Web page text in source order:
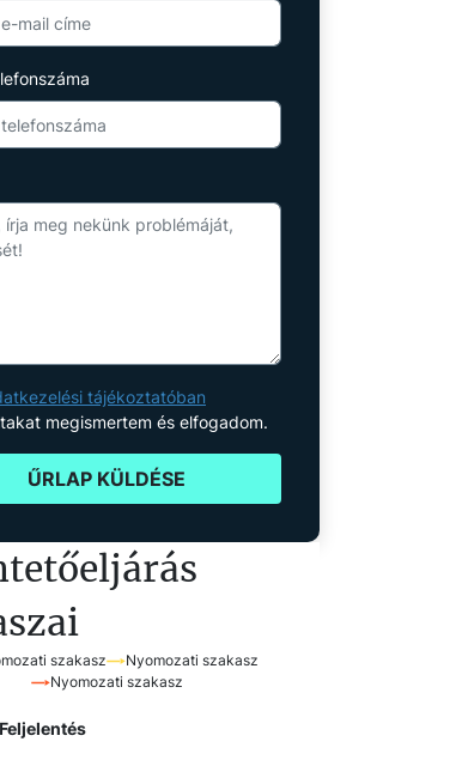
tájékoztatóban
megismertem és elfogadom.
ŰRLAP KÜLDÉSE
szakasz
Nyomozati szakasz
Nyomozati szakasz
Feljelentés